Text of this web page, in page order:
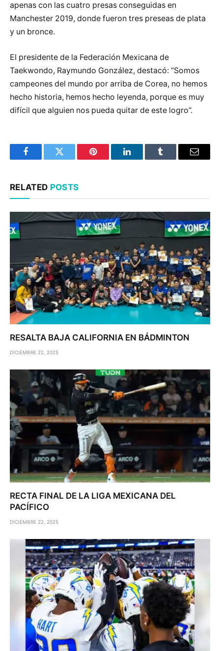
apenas con las cuatro presas conseguidas en
Manchester 2019, donde fueron tres preseas de plata
y un bronce.
El presidente de la Federación Mexicana de
Taekwondo, Raymundo González, destacó: “Somos
campeones del mundo por arriba de Corea, no hemos
hecho historia, hemos hecho leyenda, porque es muy
difícil que alguien nos pueda quitar de este logro”.
FacebookTwitter Pinterest LinkedInTumblr Email
RELATED POSTS
RESALTA BAJA CALIFORNIA EN BÁDMINTON
DICIEMBRE 22, 2025
RECTA FINAL DE LA LIGA MEXICANA DEL
PACÍFICO
DICIEMBRE 22, 2025